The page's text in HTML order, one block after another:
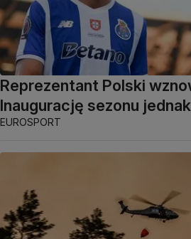
Reprezentant Polski
Inaugurację sezonu
EUROSPORT